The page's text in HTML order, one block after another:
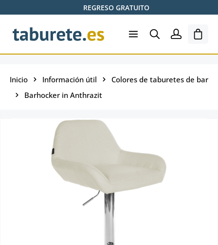
Saltar al contenido principalREGRESO GRATUITO
El
Inicio Información útil
Colores de taburetes de bar
Barhocker in Anthrazit